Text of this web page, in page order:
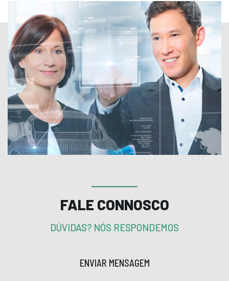
FALE CONNOSCO
DÚVIDAS? NÓS RESPONDEMOS
ENVIAR MENSAGEM